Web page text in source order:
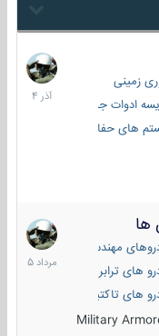
زمینی
ادوات جنگی
های حفاظت فعال
21
آذر
1404
مهندسی
نظام
ترابری نظامی
و ضد تانک
تاکتیکی نظامی
Military
2
مرداد
1405